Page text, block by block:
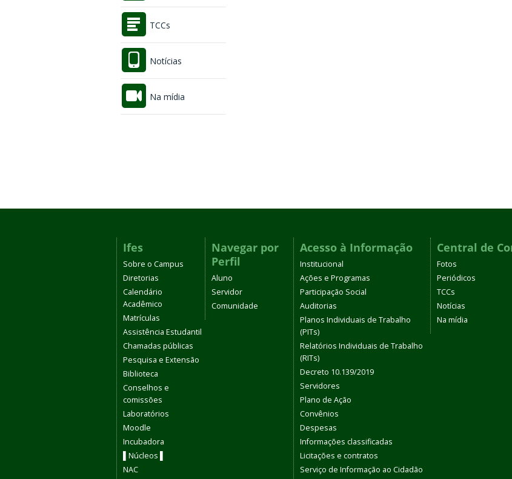
TCCs
Notícias
Na mídia
Ifes
Sobre o Campus
Diretorias
Calendário
Acadêmico
Matrículas
Assistência Estudantil
Chamadas públicas
Pesquisa e Extensão
Biblioteca
Conselhos e
comissões
Laboratórios
Moodle
Incubadora
▌Núcleos ▌
NAC
Navegar por
Perfil
Aluno
Servidor
Comunidade
Acesso à Informação
Institucional
Ações e Programas
Participação Social
Auditorias
Planos Individuais de Trabalho
(PITs)
Relatórios Individuais de Trabalho
(RITs)
Decreto 10.139/2019
Servidores
Plano de Ação
Convênios
Despesas
Informações classificadas
Licitações e contratos
Serviço de Informação ao Cidadão
Central de
Fotos
Periódicos
TCCs
Notícias
Na mídia